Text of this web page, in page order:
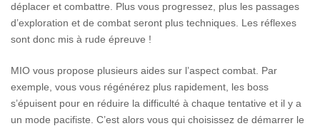
déplacer et combattre. Plus vous progressez, plus les passages
d’exploration et de combat seront plus techniques. Les réflexes
sont donc mis à rude épreuve !
MIO vous propose plusieurs aides sur l’aspect combat. Par
exemple, vous vous régénérez plus rapidement, les boss
s’épuisent pour en réduire la difficulté à chaque tentative et il y a
un mode pacifiste. C’est alors vous qui choisissez de démarrer le